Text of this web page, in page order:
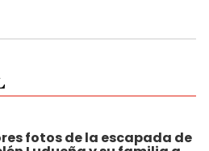
fotos de la escapada de